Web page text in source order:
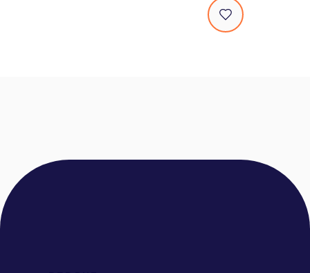
De leukste feestjes, borrels en
evenementen – enjoy the ride!
waar je het beste uit jezelf leert